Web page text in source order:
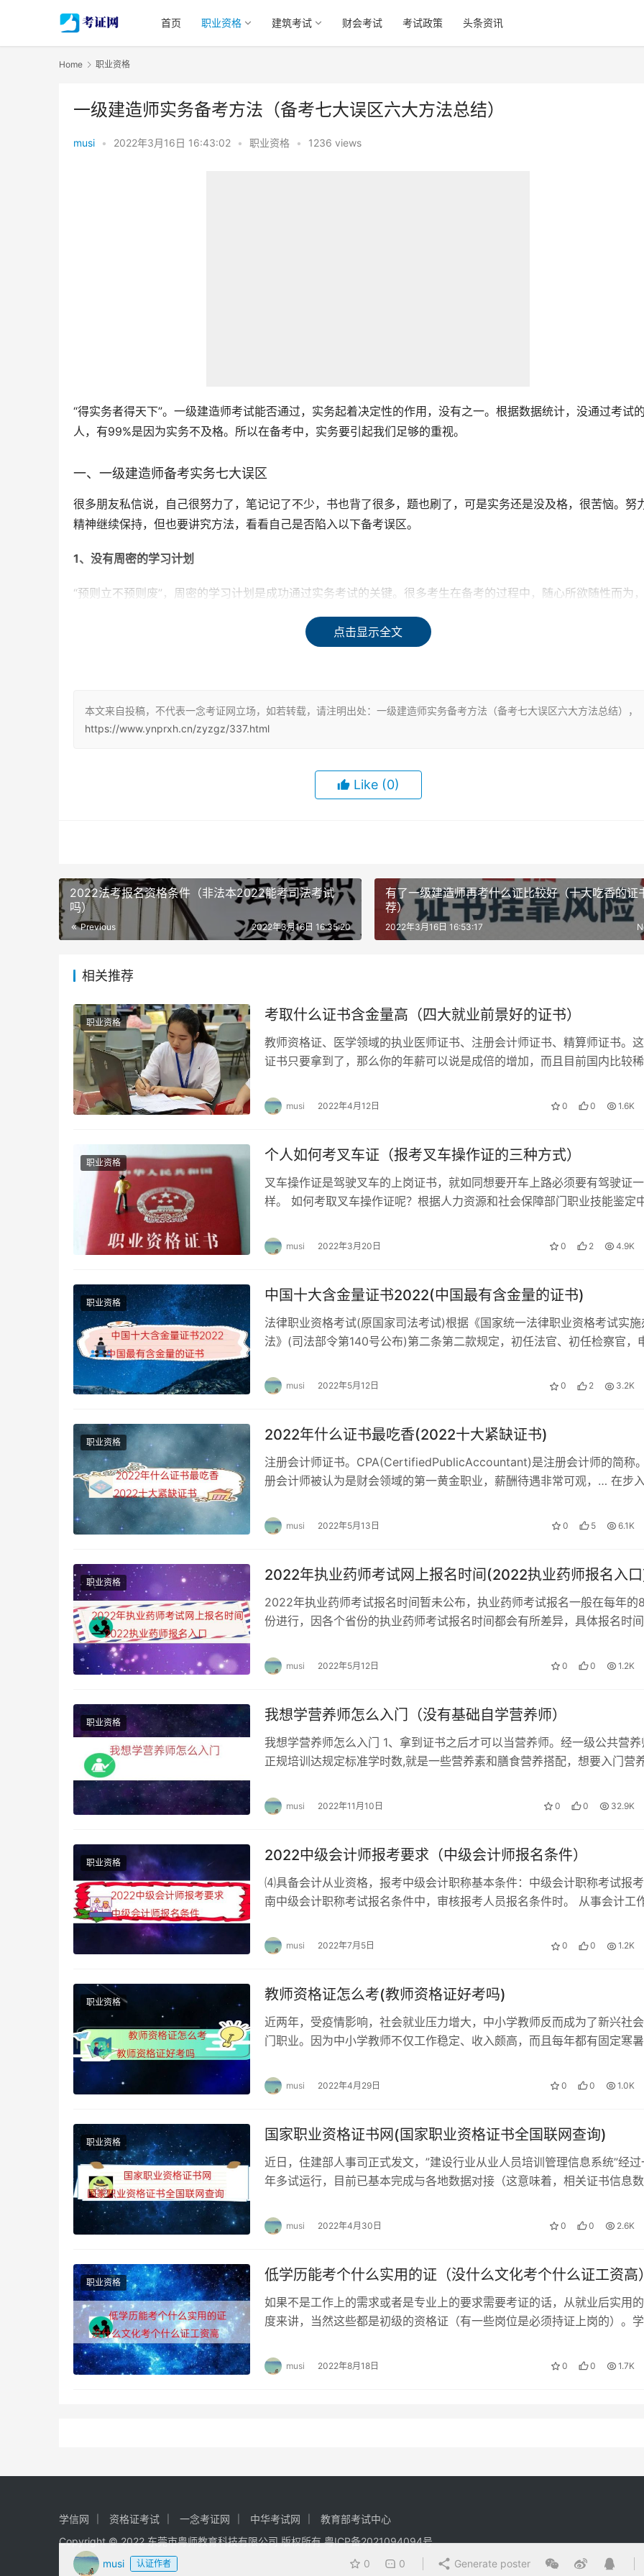
首页 职业资格 建筑考试 财会考试 考试政策 头条资讯
Home 职业资格
一级建造师实务备考方法（备考七大误区六大方法总结）
musi • 2022年3月16日 16:43:02 • 职业资格 • 1236 views
“得实务者得天下”。一级建造师考试能否通过，实务起着决定性的作用，没有之一。根据数据统计，没通过考试的
人，有99%是因为实务不及格。所以在备考中，实务要引起我们足够的重视。
一、一级建造师备考实务七大误区
很多朋友私信说，自己很努力了，笔记记了不少，书也背了很多，题也刷了，可是实务还是没及格，很苦恼。努
精神继续保持，但也要讲究方法，看看自己是否陷入以下备考误区。
1、没有周密的学习计划
“预则立不预则废”，周密的学习计划是成功通过实务考试的关键。很多考生在备考的过程中，随心所欲随性而为
个人喜好安排学习科目和内容。一会看看书，一会看看视频，一会刷刷题。每天把自己忙的不轻，看似很努力，其
应试考试，教材永远是重点。对实务来说，教材是基础也是关键。有的考生，嫌看教材麻烦，把重点放在老师讲义
上。有的花大量时间去学习教材之外的东西，研究施工动画和工法，你要知道你是为了通过考试，不是去当技术总
我不鼓励背书，也不反对背书。我个人备考那么多考试，刻意背的东西很少。能把知识点背会，确实也是一个笨
效的方法。但是，一本书400多页，你背的完吗？还有的就是背某些总结材料，盲目迷信背了实务会96分保底。
确实背了很多知识点，但是考试真考到了，你也不一定答的上来，甚至你都不知道题目问的是你背的哪一段。劝
部分同学存在眼高手低的现象，看老师案例讲解多，自己做题少；有的认为历年真题没有用，考过了就不会再考了
喜欢刷机构的所谓新题；有的一边刷题一边对答案；有的只对答案，不看解析，或只看错题的正确答案解析，真
刷了好多遍，甚至答案都直接记住了。
6、爱钻牛角尖
试都会有几个很有争议的题，有些考生喜欢争辩讨论，乐此不疲，浪费了大量的时间。对某些知识点，有的确实很
理解，如果难点不是重点，能理解最好，理解不了也不要太浪费时间。
7、不总结
一头扎入书海和题海，笔记记了好几本，错题集也做了好几本，但收益甚微。因为你不善于去总结教材的内容，
的题都弄懂，但要弄懂一个知识点的所有考法，一通百通、触类旁通很重要。
二、一级建造师备考实务六大方法
实务备考的方法有很多，各路机构、学霸都有经验分享。方法没有对错，找准合适自己的才是最好的。我总结考证
验，分享备考一级建造师实务学习方法，请择优采用。
科学合理周密的学习计划，往往起到事半功倍的效果。如何制定计划？我在自己以前的文章中有提到，这里不多赘
言。感兴趣的请移步前期文章。
2、紧扣教材研究吃透是核心
（1）熟记目录。如果非让我说实务要背什么，那教材目录绝对是重点。即使不背，每天也要把目录从头到尾
一翻，加深印象。目录是教材的框架，也是主线。框架建好了，才可以往里面塞东西；主线结实了，才可以
线而动所有内容。
（2）教材要反复看5遍。第1遍通读，配合视频重在理解，不求记会多少，只求大多数内容都能理解，知道是
么回事。第2遍精读，从头到尾每个字都要看到，对理解的内容稍加记忆，对不理解的内容吃透。第3遍把握
读，从头到尾快速读一遍，不恋战，目的是进一步加深对教材的整体把握。第5遍查缺补漏读，对还没记住的
识稍加背记。
（3）前后对照学。实务教材分三部分：技术、管理、法规。这三部分不是独立割裂开的，是你中有我我中有
的关系。前后要融合在一起，这很重要。以技术为核心，再将管理和法规相应的塞进去，一定要前后对照起
3、强化练习把握历年真题是关键
练习，宜早不宜迟，每天坚持做一道案例，要以真题案例为蓝本。对答案的目的，要知其然并知其所以然。前期做
因为知识点还没有掌握，很多题做不出来，这个不要紧，要紧的是你要明白他在问什么，需要用什么方面的知识
答。
4、树立自信跟着自己的节奏是重点
也半斤八两，影响不大。选好了老师，定好了学习方法就要坚持，前期切勿反复纠缠，听说这个老师好就换老师，
说这个方法不错就换方法，连续性学习很重要。
尤其到了冲刺阶段，更要把握自己的节奏。这个时候往往也是市面上各种押题、必考题蜂拥而至的时候，我是从来
信也不看，依然可以通过考试。现在要做的就是回归教材，结合老师讲的和自己总结的，自己理出重点。
5、勤奋是过实务的唯一途径
“大剑无锋，大道无形”。方法只是辅助，唯有自己努力才是王道。当然说勤奋是唯一途径还不够准确，因为有的考
确实也很勤奋、很用功，但总是过不了考试。只能说明你勤奋的有效性和用功的有效性还不够。如果你是初学者，
谨记唯有勤奋是唯一绝密包过材料。如果你反复考了好多年实务，先不急着去学，静下来反思一下存在的问题，总
一下方法经验，“久病成医，久考成师”，将时间和精力的有效性发挥出来。
6、实务考试的答题技巧
每个考试都有答题套路，技巧不是投机取巧，而是怎么样将自己的知识用什么样的形式输出到卷面上。还有选择题
何把握，不要忽视了选择题的重要性。27分以下，实务基本过不了；27-32分，选择题不拉分；32分以上，基本通
过了。我三个专业的选择题：建筑37、市政32、公路35.5，总成绩分别是建筑129、市政99、公路130。当然存
存者偏差，选择题底的实务过了，高的实务没过，那都是少数现象。实务答题技巧，尤其是案例答题技巧需要很长
幅，后期会再专题分享。
点击显示全文
本文来自投稿，不代表一念考证网立场，如若转载，请注明出处：一级建造师实务备考方法（备考七大误区六大方法总结），
https://www.ynprxh.cn/zyzgz/337.html
Like (0)
musi 认证作者 0 0 Generate poster
2022法考报名资格条件（非法本2022能考司法考试
吗）
Previous 2022年3月16日 16:35:20
有了一级建造师再考什么证比较好（十大吃香的证
荐）
2022年3月16日 16:53:17
相关推荐
职业资格 考取什么证书含金量高（四大就业前景好的证书）
教师资格证、医学领域的执业医师证书、注册会计师证书、精算师证书。
证书只要拿到了，那么你的年薪可以说是成倍的增加，而且目前国内比较稀
musi 2022年4月12日 0 0 1.6K
职业资格 个人如何考叉车证（报考叉车操作证的三种方式）
叉车操作证是驾驶叉车的上岗证书，就如同想要开车上路必须要有驾驶证一
样。 如何考取叉车操作证呢？根据人力资源和社会保障部门职业技能鉴定
musi 2022年3月20日 0 2 4.9K
职业资格 中国十大含金量证书2022(中国最有含金量的证书)
法律职业资格考试(原国家司法考试)根据《国家统一法律职业资格考试实施
法》(司法部令第140号公布)第二条第二款规定，初任法官、初任检察官，
musi 2022年5月12日 0 2 3.2K
职业资格 2022年什么证书最吃香(2022十大紧缺证书)
注册会计师证书。CPA(CertifiedPublicAccountant)是注册会计师的简称
册会计师被认为是财会领域的第一黄金职业，薪酬待遇非常可观，… 在步入
musi 2022年5月13日 0 5 6.1K
职业资格 2022年执业药师考试网上报名时间(2022执业药师报名入
2022年执业药师考试报名时间暂未公布，执业药师考试报名一般在每年的
份进行，因各个省份的执业药师考试报名时间都会有所差异，具体报名时间
musi 2022年5月12日 0 0 1.2K
职业资格 我想学营养师怎么入门（没有基础自学营养师）
我想学营养师怎么入门 1、拿到证书之后才可以当营养师。经一级公共营养
正规培训达规定标准学时数,就是一些营养素和膳食营养搭配，想要入门营
musi 2022年11月10日 0 0 32.9K
职业资格 2022中级会计师报考要求（中级会计师报名条件）
⑷具备会计从业资格，报考中级会计职称基本条件：中级会计职称考试报
南中级会计职称考试报名条件中，审核报考人员报名条件时。 从事会计工
musi 2022年7月5日 0 0 1.2K
职业资格 教师资格证怎么考(教师资格证好考吗)
近两年，受疫情影响，社会就业压力增大，中小学教师反而成为了新兴社
门职业。因为中小学教师不仅工作稳定、收入颇高，而且每年都有固定寒暑
musi 2022年4月29日 0 0 1.0K
职业资格 国家职业资格证书网(国家职业资格证书全国联网查询)
近日，住建部人事司正式发文，”建设行业从业人员培训管理信息系统”经过
年多试运行，目前已基本完成与各地数据对接（这意味着，相关证书信息数
musi 2022年4月30日 0 0 2.6K
职业资格 低学历能考个什么实用的证（没什么文化考个什么证工资高）
如果不是工作上的需求或者是专业上的要求需要考证的话，从就业后实用
度来讲，当然这些都是初级的资格证（有一些岗位是必须持证上岗的）。学
musi 2022年8月18日 0 0 1.7K
学信网 资格证考试 一念考证网 中华考试网
教育部考试中心
Copyright © 2022 东莞市粤师教育科技有限公司 版权所有粤ICP备2021094094号